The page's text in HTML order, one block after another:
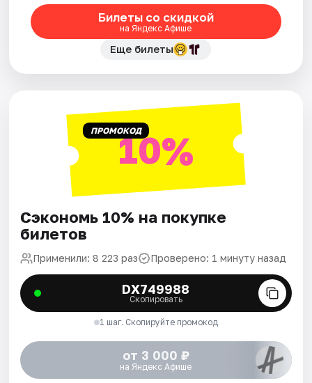
Билеты со скидкой
на Яндекс Афише
Еще билеты
ПРОМОКОД10%
Сэкономь 10% на покупке
билетов
Применили: 8 223 раз Проверено: 1 минуту назад
DX749988
Скопировать
1 шаг. Скопируйте промокод
от 3 000 ₽
на Яндекс Афише